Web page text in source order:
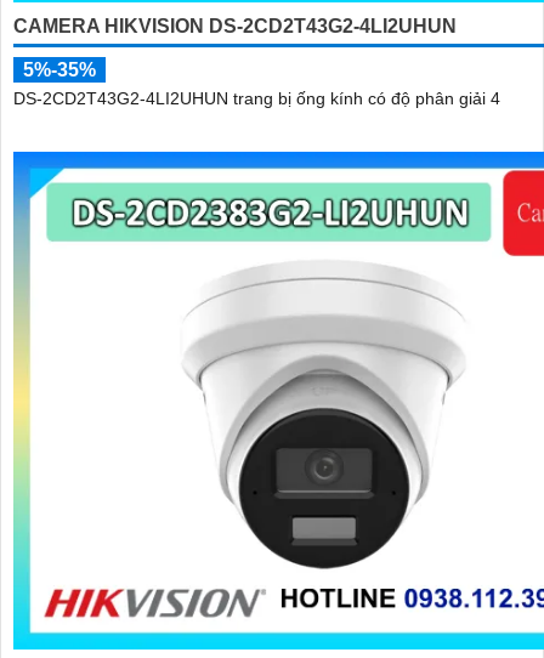
CAMERA HIKVISION DS-2CD2T43G2-4LI2UHUN
5%-35%
DS-2CD2T43G2-4LI2UHUN trang bị ống kính có độ phân giải 4